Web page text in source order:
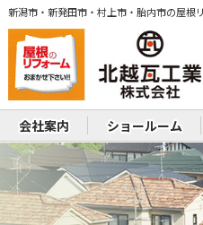
新潟市・新発田市・村上市・胎内市の屋根
会社案内 ショールーム